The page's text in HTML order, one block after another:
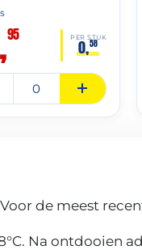
95 PER STUK
0,58
de meest
Na ontdooien